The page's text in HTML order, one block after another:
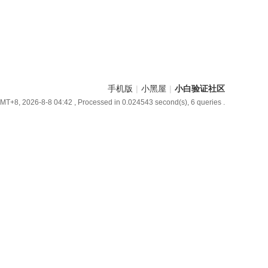
手机版 | 小黑屋 | 小白验证社区
2026-8-8 04:42 , Processed in 0.024543 second(s), 6 queries .